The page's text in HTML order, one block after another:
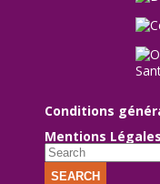
Conditions
Mentions Légales
SEARCH